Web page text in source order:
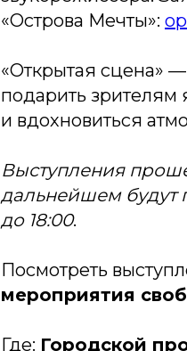
«Острова Мечты»:
«Открытая сцена»
подарить
и вдохновиться
Выступления
дальнейшем будут
до 18:00.
Посмотреть
мероприятия
Где: Городской